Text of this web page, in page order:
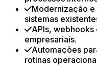
Modernização
sistemas
APIs,
empresariais.
Automações
rotinas